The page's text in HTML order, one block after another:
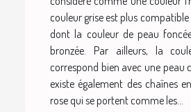
couleur grise est plus compatible
dont la couleur de peau
bronzée. Par ailleurs, la
correspond bien avec une peau
existe également des chaînes
rose qui se portent comme les...